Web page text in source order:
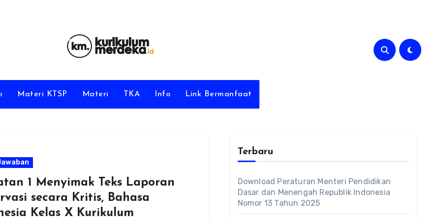
Materi KTSP Materi TKA Info Link Bermanfaat
1 Menyimak Teks Laporan
secara Kritis, Bahasa
Kelas X Kurikulum
Terbaru
Download Peraturan Menteri Pendidikan
Dasar dan Menengah Republik Indonesia
Nomor 13 Tahun 2025